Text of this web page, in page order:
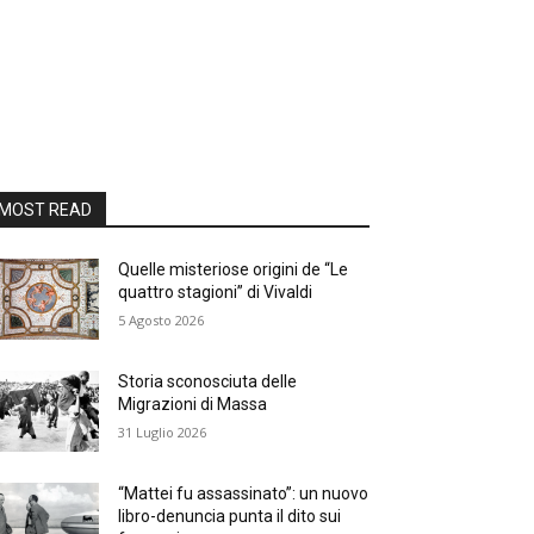
READ
Quelle misteriose origini de “Le
quattro stagioni” di Vivaldi
5 Agosto 2026
Storia sconosciuta delle
Migrazioni di Massa
31 Luglio 2026
“Mattei fu assassinato”: un nuovo
libro-denuncia punta il dito sui